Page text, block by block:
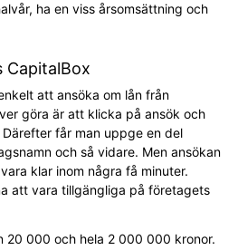
ha en viss årsomsättning och
CapitalBox
att ansöka om lån från
göra är att klicka på ansök och
får man uppge en del
och så vidare. Men ansökan
klar inom några få minuter.
att vara tillgängliga på företagets
20 000 och hela 2 000 000 kronor.